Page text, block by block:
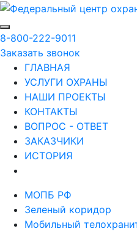
8-800-222-9011
Заказать звонок
ГЛАВНАЯ
УСЛУГИ ОХРАНЫ
НАШИ ПРОЕКТЫ
КОНТАКТЫ
ВОПРОС - ОТВЕТ
ЗАКАЗЧИКИ
ИСТОРИЯ
МОПБ РФ
Зеленый коридор
Мобильный